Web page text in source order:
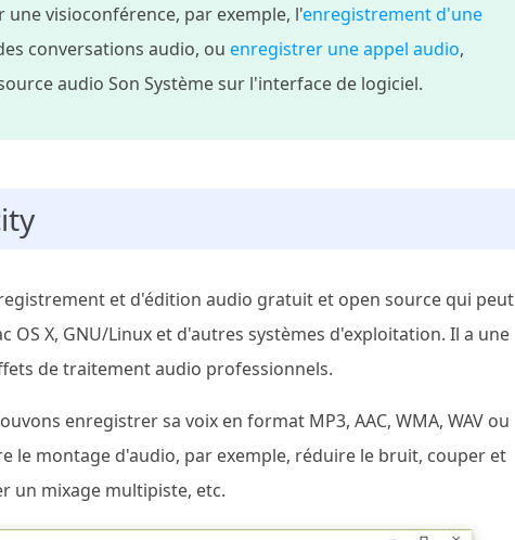
une visioconférence, par exemple, l'enregistrement d'une
conversations audio, ou enregistrer une appel audio,
audio Son Système sur l'interface de logiciel.
et d'édition audio gratuit et open source qui peut
OS X, GNU/Linux et d'autres systèmes d'exploitation. Il a une
de traitement audio professionnels.
enregistrer sa voix en format MP3, AAC, WMA, WAV ou
le montage d'audio, par exemple, réduire le bruit, couper et
un mixage multipiste, etc.